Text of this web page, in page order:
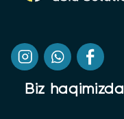
Biz haqimizda